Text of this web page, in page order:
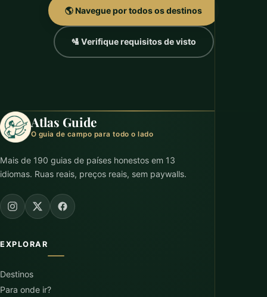
🌎 Navegue por todos os destinos
🛂 Verifique requisitos de visto
Atlas Guide
O guia de campo para todo o lado
Mais de 190 guias de países honestos em 13
idiomas. Ruas reais, preços reais, sem paywalls.
EXPLORAR
Destinos
Para onde ir?